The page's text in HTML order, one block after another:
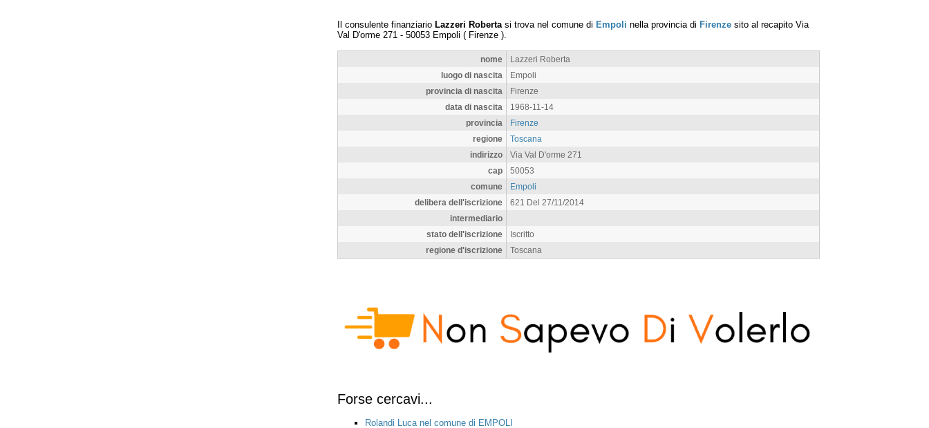
Il consulente finanziario Lazzeri Roberta si trova nel comune di Empoli nella provincia di Firenze sito al recapito Via
Val D'orme 271 - 50053 Empoli ( Firenze ).
nome
Lazzeri Roberta
luogo di nascita
Empoli
provincia di nascita
Firenze
data di nascita
1968-11-14
provincia
Firenze
regione
Toscana
indirizzo
Via Val D'orme 271
cap
50053
comune
Empoli
delibera dell'iscrizione
621 Del 27/11/2014
intermediario
stato dell'iscrizione
Iscritto
regione d'iscrizione
Toscana
Forse cercavi...
Rolandi Luca nel comune di EMPOLI